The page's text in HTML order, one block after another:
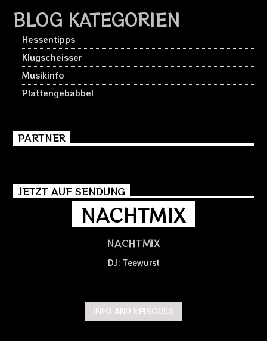
BLOG KATEGORIEN
Hessentipps
Klugscheisser
Musikinfo
Plattengebabbel
PARTNER
JETZT AUF SENDUNG
NACHTMIX
NACHTMIX
DJ: Teewurst
INFO AND EPISODES